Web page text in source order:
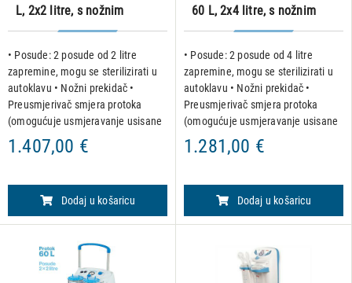
L, 2x2 litre, s nožnim
prekidačem i usmjerivačem
protoka
• Posude: 2 posude od 2 litre
zapremine, mogu se sterilizirati u
autoklavu • Nožni prekidač •
Preusmjerivač smjera protoka
(omogućuje usmjeravanje usisane
tekućine u bilo koju od 2 staklenke)
Dizajnirano za profesionalnu
1.407,00 €
Dodaj u košaricu
60 L, 2x4 litre, s nožnim
prekidačem i usmjerivačem
protoka
• Posude: 2 posude od 4 litre
zapremine, mogu se sterilizirati u
autoklavu • Nožni prekidač •
Preusmjerivač smjera protoka
(omogućuje usmjeravanje usisane
tekućine u bilo koju od 2 staklenke)
Dizajnirano za profesionalnu
1.281,00 €
Dodaj u košaricu